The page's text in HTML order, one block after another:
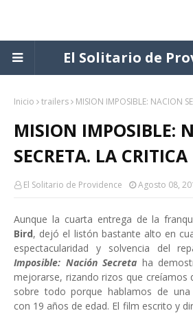
El Solitario de
Inicio trailers MISION IMPOSIBLE: NACION
MISION IMPOSIBLE:
SECRETA. LA CRITICA
El Solitario de Providence Agosto 08,
Aunque la cuarta entrega de la
Bird, dejó el listón bastante alto en
espectacularidad y solvencia del
Imposible: Nación Secreta ha
mejorarse, rizando rizos que creíamos
sobre todo porque hablamos de una
con 19 años de edad. El film escrito y